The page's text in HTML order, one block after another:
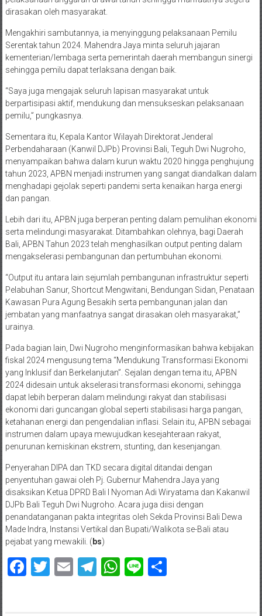
dirasakan oleh masyarakat.
Mengakhiri sambutannya, ia menyinggung pelaksanaan Pemilu
Serentak tahun 2024. Mahendra Jaya minta seluruh jajaran
kementerian/lembaga serta pemerintah daerah membangun sinergi
sehingga pemilu dapat terlaksana dengan baik.
“Saya juga mengajak seluruh lapisan masyarakat untuk
berpartisipasi aktif, mendukung dan mensukseskan pelaksanaan
pemilu,” pungkasnya.
Sementara itu, Kepala Kantor Wilayah Direktorat Jenderal
Perbendaharaan (Kanwil DJPb) Provinsi Bali, Teguh Dwi Nugroho,
menyampaikan bahwa dalam kurun waktu 2020 hingga penghujung
tahun 2023, APBN menjadi instrumen yang sangat diandalkan dalam
menghadapi gejolak seperti pandemi serta kenaikan harga energi
dan pangan.
Lebih dari itu, APBN juga berperan penting dalam pemulihan ekonomi
serta melindungi masyarakat. Ditambahkan olehnya, bagi Daerah
Bali, APBN Tahun 2023 telah menghasilkan output penting dalam
mengakselerasi pembangunan dan pertumbuhan ekonomi.
“Output itu antara lain sejumlah pembangunan infrastruktur seperti
Pelabuhan Sanur, Shortcut Mengwitani, Bendungan Sidan, Penataan
Kawasan Pura Agung Besakih serta pembangunan jalan dan
jembatan yang manfaatnya sangat dirasakan oleh masyarakat,”
urainya.
Pada bagian lain, Dwi Nugroho menginformasikan bahwa kebijakan
fiskal 2024 mengusung tema “Mendukung Transformasi Ekonomi
yang Inklusif dan Berkelanjutan”. Sejalan dengan tema itu, APBN
2024 didesain untuk akselerasi transformasi ekonomi, sehingga
dapat lebih berperan dalam melindungi rakyat dan stabilisasi
ekonomi dari guncangan global seperti stabilisasi harga pangan,
ketahanan energi dan pengendalian inflasi. Selain itu, APBN sebagai
instrumen dalam upaya mewujudkan kesejahteraan rakyat,
penurunan kemiskinan ekstrem, stunting, dan kesenjangan.
Penyerahan DIPA dan TKD secara digital ditandai dengan
penyentuhan gawai oleh Pj. Gubernur Mahendra Jaya yang
disaksikan Ketua DPRD Bali I Nyoman Adi Wiryatama dan Kakanwil
DJPb Bali Teguh Dwi Nugroho. Acara juga diisi dengan
penandatanganan pakta integritas oleh Sekda Provinsi Bali Dewa
Made Indra, Instansi Vertikal dan Bupati/Walikota se-Bali atau
pejabat yang mewakili. ( bs)
Facebook
Twitter
EmailTelegram
WhatsApp
LineShare